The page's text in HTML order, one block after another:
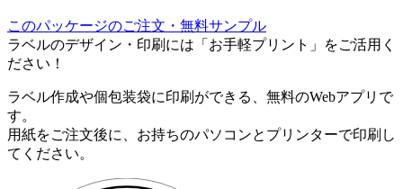
このパッケージのご注文・無料サンプル
ラベルのデザイン・印刷には「お手軽プリント」をご活用く
ださい！
ラベル作成や個包装袋に印刷ができる、無料のWebアプリで
す。
用紙をご注文後に、お持ちのパソコンとプリンターで印刷し
てください。